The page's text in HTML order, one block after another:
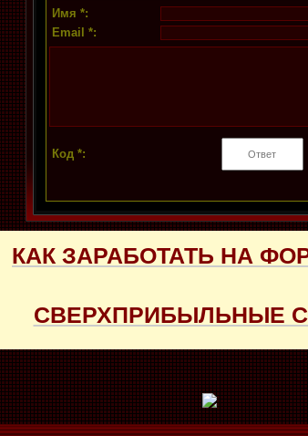
Имя *:
Email *:
Код *:
КАК ЗАРАБОТАТЬ НА
СВЕРХПРИБЫЛЬНЫЕ